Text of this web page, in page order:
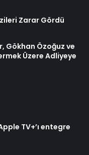
Zarar Gördü
Gökhan Özoğuz ve
Üzere Adliyeye
TV+’ı entegre